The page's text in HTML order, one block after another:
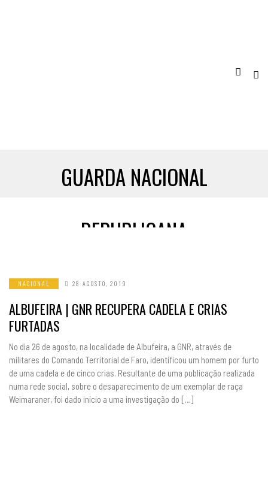
GUARDA NACIONAL
REPUBLICANA
NACIONAL 28 AGOSTO, 2019
ALBUFEIRA | GNR RECUPERA CADELA E CRIAS
FURTADAS
No dia 26 de agosto, na localidade de Albufeira, a GNR, através de
militares do Comando Territorial de Faro, identificou um homem por furto
de uma cadela e de cinco crias. Resultante de uma publicação realizada
numa rede social, sobre o desaparecimento de um exemplar de raça
Weimaraner, foi dado início a uma investigação do […]